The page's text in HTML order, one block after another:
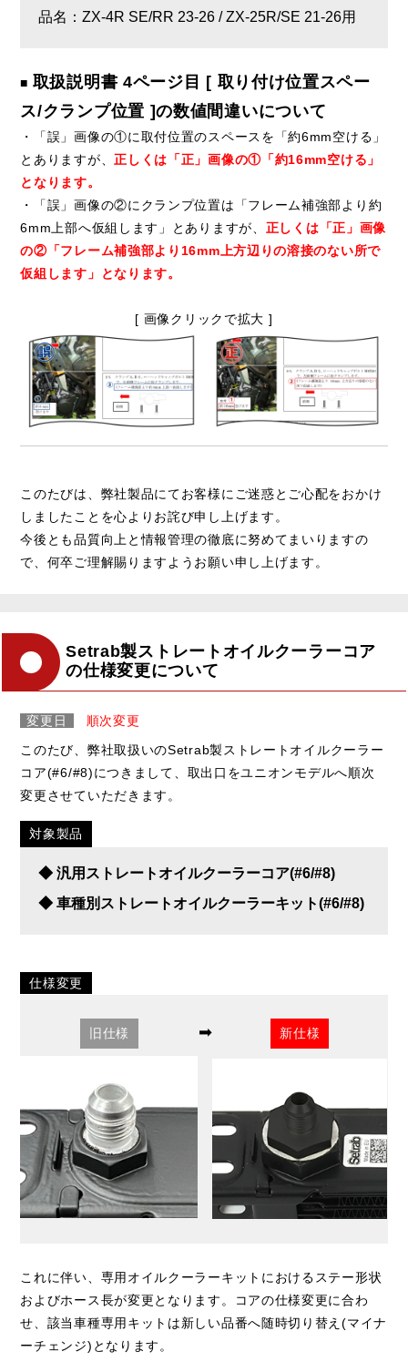
品名：ZX-4R SE/RR 23-26 / ZX-25R/SE 21-26用
■ 取扱説明書 4ページ目 [ 取り付け位置スペー
ス/クランプ位置 ]の数値間違いについて
・「誤」画像の①に取付位置のスペースを「約6mm空ける」
とありますが、正しくは「正」画像の①「約16mm空ける」
となります。
・「誤」画像の②にクランプ位置は「フレーム補強部より約
6mm上部へ仮組します」とありますが、 正しくは「正」画像
の②「フレーム補強部より16mm上方辺りの溶接のない所で
仮組します」となります。
[ 画像クリックで拡大 ]
このたびは、弊社製品にてお客様にご迷惑とご心配をおかけ
しましたことを心よりお詫び申し上げます。
今後とも品質向上と情報管理の徹底に努めてまいりますの
で、何卒ご理解賜りますようお願い申し上げます。
Setrab製ストレートオイルクーラーコア
の仕様変更について
変更日
順次変更
このたび、弊社取扱いのSetrab製ストレートオイルクーラー
コア(#6/#8)につきまして、取出口をユニオンモデルへ順次
変更させていただきます。
対象製品
◆ 汎用ストレートオイルクーラーコア(#6/#8)
◆ 車種別ストレートオイルクーラーキット(#6/#8)
仕様変更
旧仕様 ➡ 新仕様
これに伴い、専用オイルクーラーキットにおけるステー形状
およびホース長が変更となります。コアの仕様変更に合わ
せ、該当車種専用キットは新しい品番へ随時切り替え(マイナ
ーチェンジ)となります。